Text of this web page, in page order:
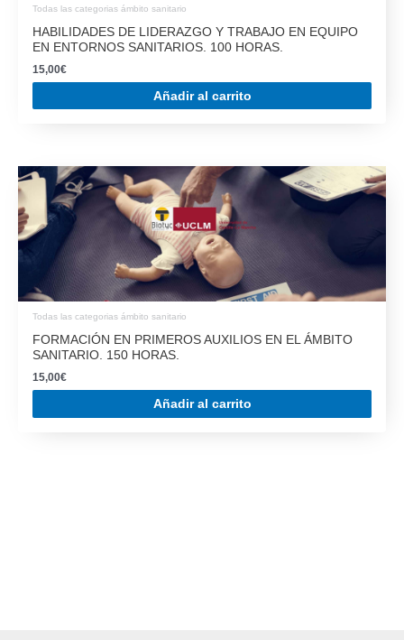
Todas las categorias ámbito sanitario
HABILIDADES DE LIDERAZGO Y TRABAJO EN EQUIPO
EN ENTORNOS SANITARIOS. 100 HORAS.
15,00€
Añadir al carrito
Todas las categorias ámbito sanitario
FORMACIÓN EN PRIMEROS AUXILIOS EN EL ÁMBITO
SANITARIO. 150 HORAS.
15,00€
Añadir al carrito